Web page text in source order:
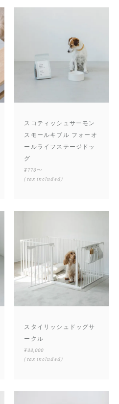
スコティッシュサーモン
スモールキブル フォーオ
ールライフステージドッ
グ
¥770〜
(tax included)
スタイリッシュドッグサ
ークル
¥33,000
(tax included)